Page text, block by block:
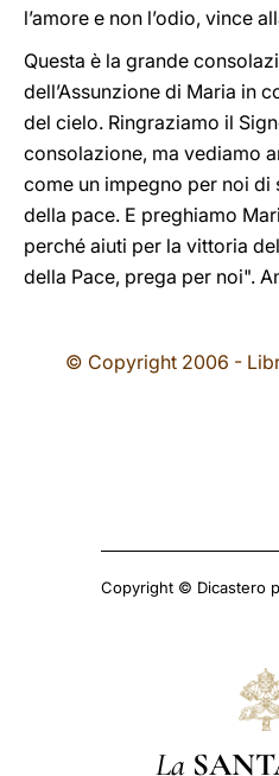
l’amore e non l’odio, vince
Questa è la grande
dell’Assunzione di Maria in
del cielo. Ringraziamo il
consolazione, ma vediamo
come un impegno per noi di
della pace. E preghiamo
perché aiuti per la vittoria
della Pace, prega per noi".
© Copyright 2006 -
Copyright © Dicastero
La